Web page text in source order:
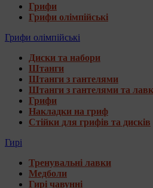
Грифи
Грифи олімпійські
Грифи олімпійські
Диски та набори
Штанги
Штанги з гантелями
Штанги з гантелями та
Грифи
Накладки на гриф
Стійки для грифів та дисків
Гирі
Тренувальні лавки
Медболи
Гирі чавунні